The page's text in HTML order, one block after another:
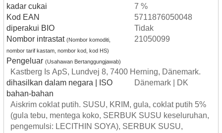
kadar cukai
7 %
Kod EAN
5711876050048
diperakui BIO
Tidak
Nombor intrastat (Nombor komoditi,
nombor tarif kastam, nombor kod, kod HS)
21050099
Pengeluar (Usahawan Bertanggungjawab)
Kastberg Is ApS, Lundvej 8, 7400 Herning, Dänemark.
dihasilkan dalam negara | ISO
Dänemark | DK
bahan-bahan
Aiskrim coklat putih. SUSU, KRIM, gula, coklat putih 5%
(gula tebu, mentega koko, SERBUK SUSU keseluruhan,
pengemulsi: LECITHIN SOYA), SERBUK SUSU,